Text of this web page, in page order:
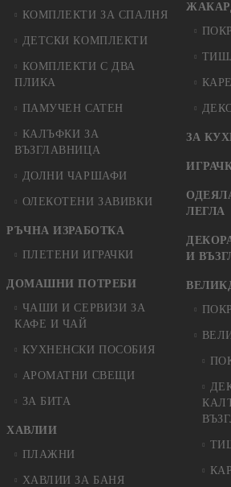
КОМПЛЕКТИ ЗА СПАЛНЯ
ДЕТСКИ КОМПЛЕКТИ
КОМПЛЕКТИ С ДВА
ПЛИКА
ПАМУЧЕН САТЕН
КАЛЪФКИ ЗА
ВЪЗГЛАВНИЦА
ДОЛНИ ЧАРШАФИ
ОЛЕКОТЕНИ ЗАВИВКИ
РЪЧНА ИЗРАБОТКА
ПЛЕТЕНИ ИГРАЧКИ
ДОМАШНИ ПОТРЕБИ
ЧАШИ И СЕРВИЗИ ЗА
КАФЕ И ЧАЙ
КУХНЕНСКИ ПОСОБИЯ
АРОМАТНИ СВЕЩИ
ЗА БИТА
ХАВЛИИ
ПЛАЖНИ
ХАВЛИИ ЗА БАНЯ
ЗА
ЛЕГЛА
И